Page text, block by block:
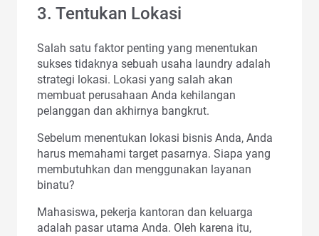
3. Tentukan Lokasi
Salah satu faktor penting yang menentukan
sukses tidaknya sebuah usaha laundry adalah
strategi lokasi. Lokasi yang salah akan
membuat perusahaan Anda kehilangan
pelanggan dan akhirnya bangkrut.
Sebelum menentukan lokasi bisnis Anda, Anda
harus memahami target pasarnya. Siapa yang
membutuhkan dan menggunakan layanan
binatu?
Mahasiswa, pekerja kantoran dan keluarga
adalah pasar utama Anda. Oleh karena itu,